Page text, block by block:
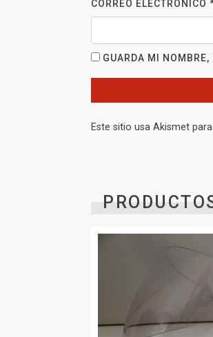
CORREO ELECTRÓNICO
GUARDA MI NOMBRE,
Este sitio usa Akismet